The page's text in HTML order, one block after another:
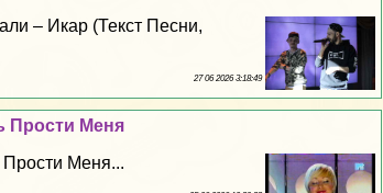
– Икар (Текст Песни,
27 06 2026 3:18:49
Прости Меня
Прости Меня...